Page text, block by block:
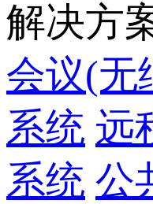
解决方
会议(无
系统 远
系统 公